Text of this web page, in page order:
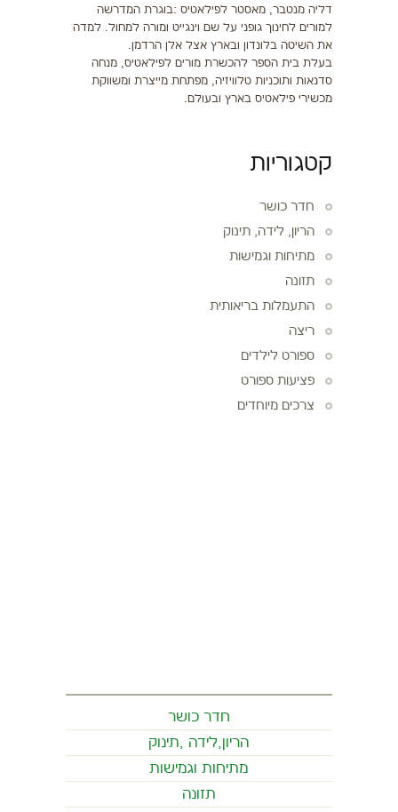
דליה מנטבר, מאסטר לפילאטיס :בוגרת המדרשה
למורים לחינוך גופני על שם וינגייט ומורה למחול. למדה
את השיטה בלונדון ובארץ אצל אלן הרדמן.
בעלת בית הספר להכשרת מורים לפילאטיס, מנחה
סדנאות ותוכניות טלוויזיה, מפתחת מייצרת ומשווקת
מכשירי פילאטיס בארץ ובעולם.
קטגוריות
חדר כושר
הריון, לידה, תינוק
מתיחות וגמישות
תזונה
התעמלות בריאותית
ריצה
ספורט לילדים
פציעות ספורט
צרכים מיוחדים
חדר כושר
הריון,לידה ,תינוק
מתיחות וגמישות
תזונה